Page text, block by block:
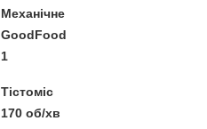
Механічне
GoodFood
1
Тістоміс
170 об/хв